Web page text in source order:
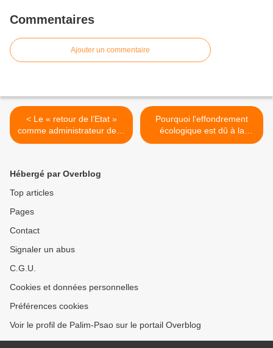
Commentaires
Ajouter un commentaire
< Le « retour de l’Etat »
comme administrateur de la
crise, par Norbert Trenkle
Pourquoi l'effondrement
écologique est dû à la
dynamique de la valeur :
Hébergé par Overblog
Top articles
Pages
Contact
Signaler un abus
C.G.U.
Cookies et données personnelles
Préférences cookies
Voir le profil de Palim-Psao sur le portail Overblog